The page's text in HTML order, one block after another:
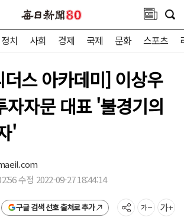
정치 사회 경제 국제 문화 스포츠
스 아카데미] 이상우
자자문 대표 '불경기의
'
수정 2022-09-27 18:44:14
구글 검색 선호 출처로 추가